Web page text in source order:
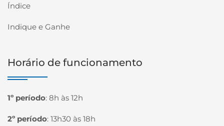
Índice
Indique e Ganhe
Horário de funcionamento
1º período: 8h às 12h
2º período: 13h30 às 18h